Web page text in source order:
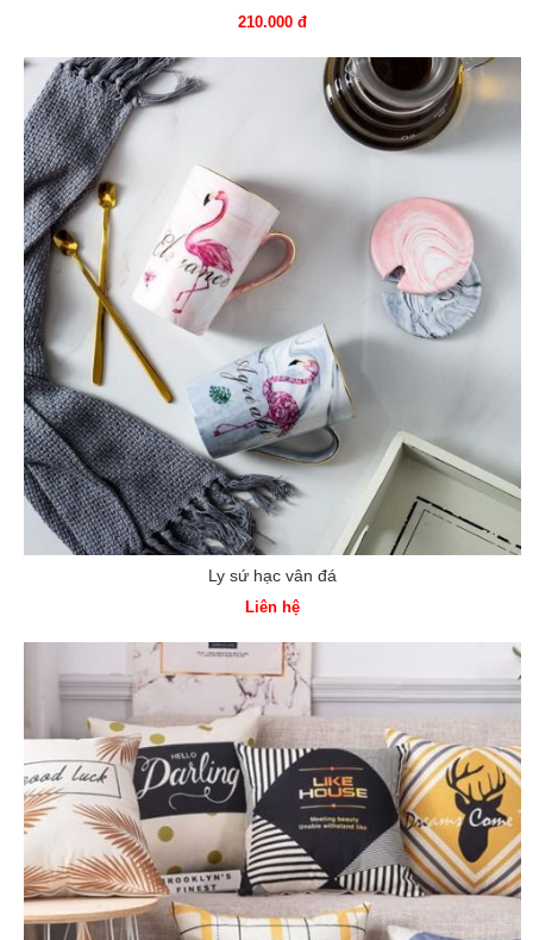
210.000 đ
Ly sứ hạc vân đá
Liên hệ